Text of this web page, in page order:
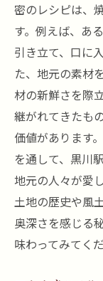
密のレシピは、
す。例えば、あ
引き立て、口に
た、地元の素材
材の新鮮さを際
継がれてきたも
価値があります
を通して、黒川
地元の人々が愛
土地の歴史や風
奥深さを感じる
味わってみてく